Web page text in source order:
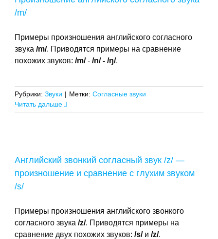
/m/
Примеры произношения английского согласного
звука /m/. Приводятся примеры на сравнение
похожих звуков: /m/- /n/ - /ŋ/.
Рубрики: Звуки | Метки: Согласные звуки
Читать дальше
Английский звонкий согласный звук /z/ —
произношение и сравнение с глухим звуком
/s/
Примеры произношения английского звонкого
согласного звука /z/. Приводятся примеры на
сравнение двух похожих звуков: /s/и /z/.